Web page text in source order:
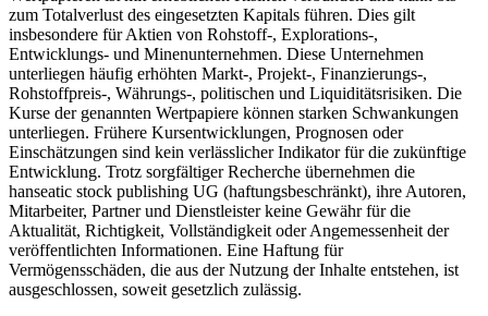
zum Totalverlust des eingesetzten Kapitals führen. Dies gilt
insbesondere für Aktien von Rohstoff-, Explorations-,
Entwicklungs- und Minenunternehmen. Diese Unternehmen
unterliegen häufig erhöhten Markt-, Projekt-, Finanzierungs-,
Rohstoffpreis-, Währungs-, politischen und Liquiditätsrisiken. Die
Kurse der genannten Wertpapiere können starken Schwankungen
unterliegen. Frühere Kursentwicklungen, Prognosen oder
Einschätzungen sind kein verlässlicher Indikator für die zukünftige
Entwicklung. Trotz sorgfältiger Recherche übernehmen die
hanseatic stock publishing UG (haftungsbeschränkt), ihre Autoren,
Mitarbeiter, Partner und Dienstleister keine Gewähr für die
Aktualität, Richtigkeit, Vollständigkeit oder Angemessenheit der
veröffentlichten Informationen. Eine Haftung für
Vermögensschäden, die aus der Nutzung der Inhalte entstehen, ist
ausgeschlossen, soweit gesetzlich zulässig.